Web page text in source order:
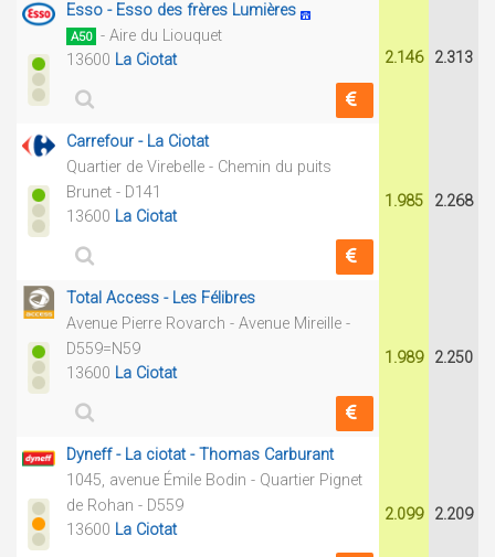
Esso - Esso des frères Lumières
A50 - Aire du Liouquet
13600 La Ciotat 2.146 2.313
Carrefour - La Ciotat
Quartier de Virebelle - Chemin du puits
Brunet - D141
13600 La Ciotat
1.985 2.268
Total Access - Les Félibres
Avenue Pierre Rovarch - Avenue Mireille -
D559=N59
13600 La Ciotat
1.989 2.250
Dyneff - La ciotat - Thomas Carburant
1045, avenue Émile Bodin - Quartier Pignet
de Rohan - D559
13600 La Ciotat
2.099 2.209